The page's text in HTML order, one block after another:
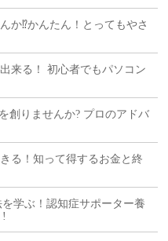
か⁉かんたん！とってもやさ
来る！ 初心者でもパソコン
創りませんか? プロのアドバ
る！知って得するお金と終
学ぶ！認知症サポーター養
!